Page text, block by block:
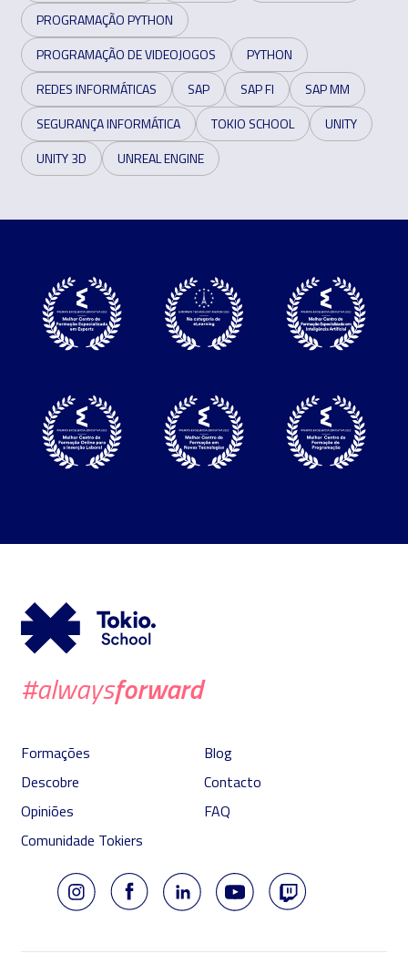
PROGRAMAÇÃO PYTHON
PROGRAMAÇÃO DE VIDEOJOGOS
PYTHON
REDES INFORMÁTICAS
SAP SAP FI
SAP MM
SEGURANÇA INFORMÁTICA
TOKIO SCHOOL
UNITY
UNITY 3D
UNREAL ENGINE
#alwaysforward
Formações
Descobre
Opiniões
Comunidade Tokiers
Blog
Contacto
FAQ